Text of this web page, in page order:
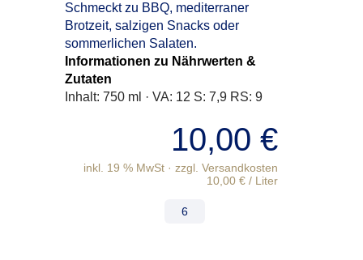
Schmeckt zu BBQ, mediterraner
Brotzeit, salzigen Snacks oder
sommerlichen Salaten.
Informationen zu Nährwerten &
Zutaten
Inhalt: 750 ml · VA: 12 S: 7,9 RS: 9
10,00€
inkl. 19 % MwSt
10,00€ / Liter